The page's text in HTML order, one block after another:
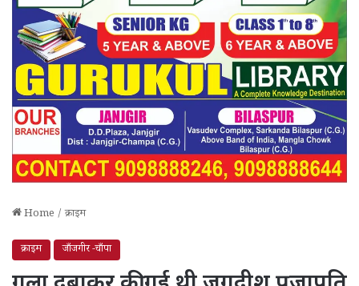
Home / क्राइम
क्राइम जाँजगीर -चाँपा